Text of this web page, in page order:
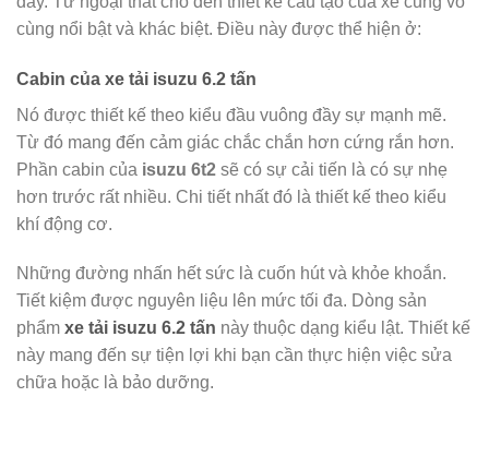
cùng nổi bật và khác biệt. Điều này được thể hiện ở:
Cabin của xe tải isuzu 6.2 tấn
Nó được thiết kế theo kiểu đầu vuông đầy sự mạnh mẽ.
Từ đó mang đến cảm giác chắc chắn hơn cứng rắn hơn.
Phần cabin của isuzu 6t2 sẽ có sự cải tiến là có sự nhẹ
hơn trước rất nhiều. Chi tiết nhất đó là thiết kế theo kiểu
khí động cơ.
Những đường nhấn hết sức là cuốn hút và khỏe khoắn.
Tiết kiệm được nguyên liệu lên mức tối đa. Dòng sản
phẩm xe tải isuzu 6.2 tấn này thuộc dạng kiểu lật. Thiết kế
này mang đến sự tiện lợi khi bạn cần thực hiện việc sửa
chữa hoặc là bảo dưỡng.